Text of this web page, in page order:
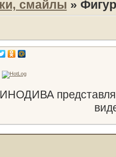
смайлы »